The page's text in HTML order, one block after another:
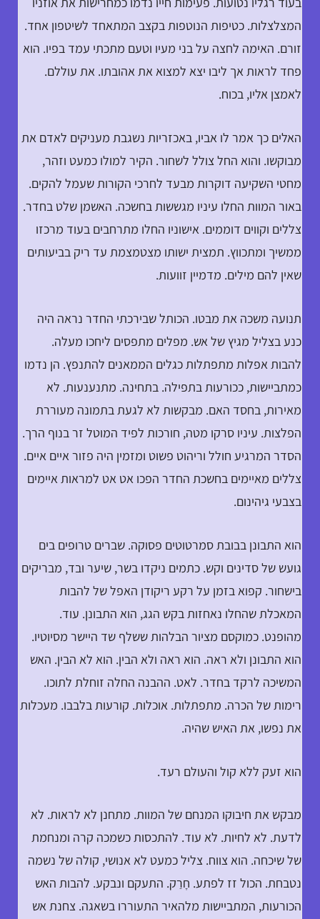
המצלצלות. כטיפות הנוטפות בקצב המתאחד לשיטפון אחד.
זורם. האימה לחצה על בני מעיו וטעם מתכתי עמד בפיו. הוא
פחד לראות אך ליבו יצא למצוא את אהובתו. את עוללם.
לאמצן אליו, בכוח.
האלים כך אמר לו אביו, באכזריות נשגבת מעניקים לאדם את
מבוקשו. והוא החל צולל לשחור. הקיר למולו כמעט וזהר,
מחטי השקיעה דוקרות מבעד לחרכי הקורות שעמל להקים.
באור המוות החלו עיניו מגששות בחשכה. האשמן שלט בחדר.
צללים וקווים דוממים. אישוניו החלו מתרחבים בעוד מרכזו
ממשיך ומתכווץ. תמצית ישותו מצטמצמת עד ריק בביעותים
שאין להם מילים. מדמיין זוועות.
תנועה משכה את מבטו. הכותל שבירכתי החדר נראה היה
כנע בצליל מגיץ של אש. מפלים מתפסים ליחכו מעלה.
להבות אפלות מתפתלות כגלים הממאנים להתנפץ. הן נדמו
כמתביישות, ככורעות בתפילה. בתחינה. מתנענעות. לא
מאירות, בחסד האם. מבקשות לא לגעת בתמונה מעוררת
הפלצות. עיניו סרקו מטה, חורכות לפיד המוטל זר בנוף הרך.
הסדר המרגיע חולל וריהוט פשוט ומזמין היה פזור איים איים.
צללים מאיימים בחשכת החדר הפכו אט אט למראות איימים
בצבעי גיהינום.
הוא התבונן בבובת סמרטוטים פסוקה. שברים טרופים בים
גועש של סדינים וקש. כתמים ניקדו בשר, שיער ובד, מבריקים
בישחור. קפוא בזמן על רקע ריקודן האפל של להבות
המאכלת שהחלו נאחזות בקש הגג, הוא התבונן. עוד.
מהופנט. כמוקסם מציור הבלהות ששלף שד היישר מסיוטיו.
הוא התבונן ולא ראה. הוא ראה ולא הבין. הוא לא הבין. האש
המשיכה לרקד בחדר. לאט. ההבנה החלה זוחלת לתוכו.
רימות של הכרה. מתפתלות. אוכלות. קורעות בלבבו. מעכלות
את נפשו, את האיש שהיה.
הוא זעק ללא קול והעולם רעד.
מבקש את חיבוקו המנחם של המוות. מתחנן לא לראות. לא
לדעת. לא לחיות. לא עוד. להתכסות כשמכה קרה ומנחמת
של שיכחה. הוא צווח. צליל כמעט לא אנושי, קולה של נשמה
נטבחת. הכול זז לפתע. חָרַק. התעקם ונבקע. להבות האש
הכורעות, המתביישות מלהאיר התעוררו בשאגה. צחנת אש